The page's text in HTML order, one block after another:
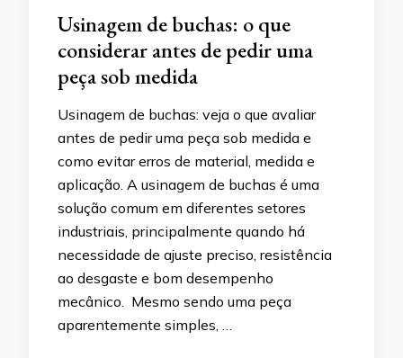
Usinagem de buchas: o que
considerar antes de pedir uma
peça sob medida
Usinagem de buchas: veja o que avaliar
antes de pedir uma peça sob medida e
como evitar erros de material, medida e
aplicação. A usinagem de buchas é uma
solução comum em diferentes setores
industriais, principalmente quando há
necessidade de ajuste preciso, resistência
ao desgaste e bom desempenho
mecânico. Mesmo sendo uma peça
aparentemente simples, …